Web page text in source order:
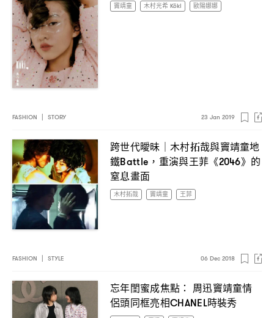
竇靖童 木村光希 Kōki 歐陽娜娜
FASHION | STORY 23 Jan 2019
跨世代曖昧
木村拓哉與竇靖童地
鐵Battle， 重演與王菲《2046》的
窒息畫面
木村拓哉 竇靖童 王菲
FASHION | STYLE 06 Dec 2018
忘年閨蜜成焦點 ： 周迅竇靖童情
侶頭同框亮相CHANEL時裝秀